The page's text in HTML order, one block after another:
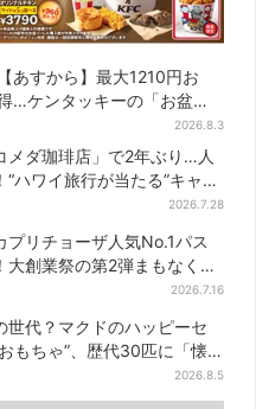
【あすから】最大1210円お
…ケンタッキーの「お盆パ
ック」、2週間だけ！数量限定
ール付き
2026.8.3
メダ珈琲店」で2年ぶり…人
ハワイ旅行が当たる”キャン
2026.7.28
プリチョーザ人気No.1パス
大創業祭の第2弾まもなくス
2026.7.16
世代？マクドのハッピーセ
もちゃ”、歴代30匹に「懐
2026.8.5